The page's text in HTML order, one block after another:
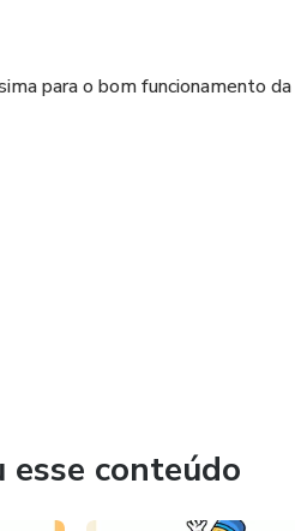
para o bom funcionamento
conteúdo